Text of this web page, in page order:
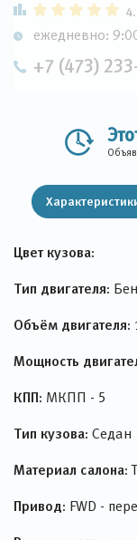
ежедневно:
+7 (473)
Цвет кузова:
Тип двигателя:
Объём двигателя:
Мощность
КПП: МКПП - 5
Тип кузова: Седан
Материал салона:
Привод: FWD -